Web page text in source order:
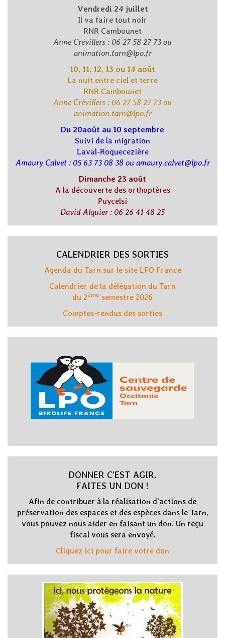
Vendredi 24 juillet
Il va faire tout noir
RNR Cambounet
Anne Crévillers : 06 27 58 27 73 ou
animation.tarn@lpo.fr
10, 11, 12, 13 ou 14 août
La nuit entre ciel et terre
RNR Cambounet
Anne Crévillers : 06 27 58 27 73 ou
animation.tarn@lpo.fr
Du 20août au 10 septembre
Suivi de la migration
Laval-Roquecezière
Amaury Calvet : 05 63 73 08 38 ou amaury.calvet@lpo.fr
Dimanche 23 août
A la découverte des orthoptères
Puycelsi
David Alquier : 06 26 41 48 25
CALENDRIER DES SORTIES
Agenda du Tarn sur le site LPO France
Calendrier de la délégation du Tarn
du 2ème semestre 2026
Comptes-rendus des sorties
DONNER C'EST AGIR.
FAITES UN DON !
Afin de contribuer à la réalisation d'actions de
préservation des espaces et des espèces dans le Tarn,
vous pouvez nous aider en faisant un don. Un reçu
fiscal vous sera envoyé.
Cliquez ici pour faire votre don